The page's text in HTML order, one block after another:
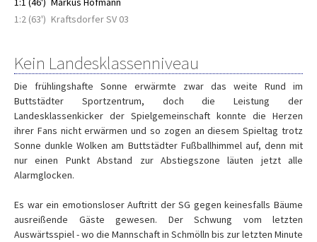
1:2 (63') Kraftsdorfer SV 03
Kein Landesklassenniveau
Die frühlingshafte Sonne erwärmte zwar das weite Rund im
Buttstädter Sportzentrum, doch die Leistung der
Landesklassenkicker der Spielgemeinschaft konnte die Herzen
ihrer Fans nicht erwärmen und so zogen an diesem Spieltag trotz
Sonne dunkle Wolken am Buttstädter Fußballhimmel auf, denn mit
nur einen Punkt Abstand zur Abstiegszone läuten jetzt alle
Alarmglocken.
Es war ein emotionsloser Auftritt der SG gegen keinesfalls Bäume
ausreißende Gäste gewesen. Der Schwung vom letzten
Auswärtsspiel - wo die Mannschaft in Schmölln bis zur letzten Minute